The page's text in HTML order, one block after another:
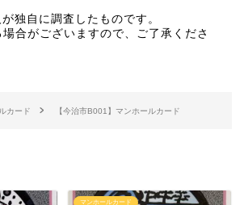
独自に調査したものです。
合がございますので、ご了承くださ
カード 【今治市B001】マンホールカード
マンホールカード